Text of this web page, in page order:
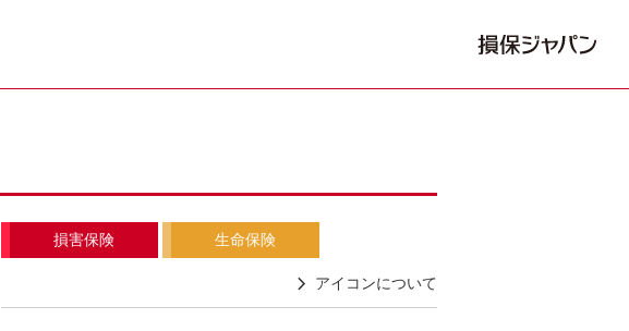
損害保険 生命保険
アイコンについて